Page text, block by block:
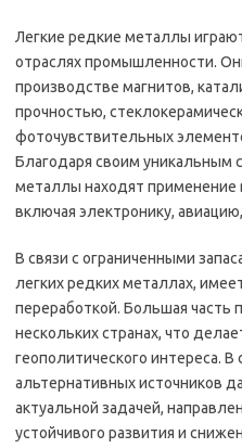
Легкие редкие металлы
отраслях промышленности.
производстве магнитов,
прочностью,
фоточувствительных
Благодаря своим уникальным
металлы находят применение
включая электронику,
В связи с ограниченными
легких редких металлах,
переработкой. Большая часть
нескольких странах, что
геополитического интереса. В
альтернативных источников
актуальной задачей,
устойчивого развития и